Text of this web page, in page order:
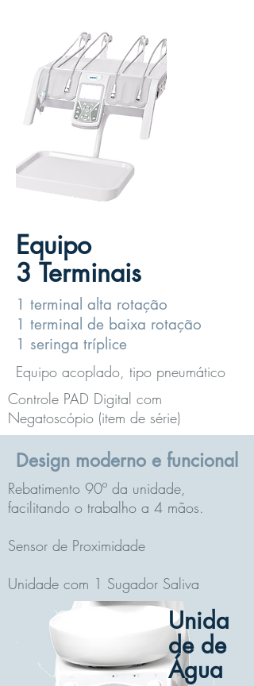
Equipo
3 Terminais
1 terminal alta rotação
1 terminal de baixa rotação
1 seringa tríplice
Equipo acoplado, tipo pneumático
Controle PAD Digital com
Negatoscópio (item de série)
Design moderno e funcional
Rebatimento 90º da unidade,
facilitando o trabalho a 4 mãos.
Sensor de Proximidade
Unidade com 1 Sugador Saliva
Unida
de de
Água